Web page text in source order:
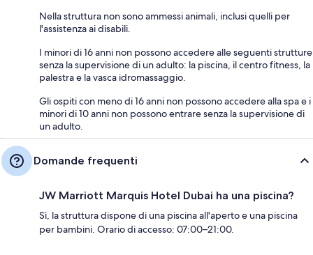
Nella struttura non sono ammessi animali, inclusi quelli per
l'assistenza ai disabili.
I minori di 16 anni non possono accedere alle seguenti strutture
senza la supervisione di un adulto: la piscina, il centro fitness, la
palestra e la vasca idromassaggio.
Gli ospiti con meno di 16 anni non possono accedere alla spa e i
minori di 10 anni non possono entrare senza la supervisione di
un adulto.
Domande frequenti
JW Marriott Marquis Hotel Dubai ha una piscina?
Sì, la struttura dispone di una piscina all'aperto e una piscina
per bambini. Orario di accesso: 07:00–21:00.